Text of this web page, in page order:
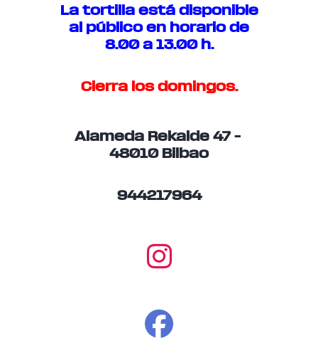
La tortilla está disponible
al público en horario de
8.00 a 13.00 h.
Cierra los domingos.
Alameda Rekalde 47 –
48010 Bilbao
944217964